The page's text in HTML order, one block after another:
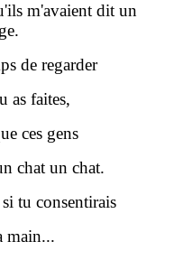
m'avaient dit un
de regarder
as faites,
ces gens
chat un chat.
tu consentirais
main...